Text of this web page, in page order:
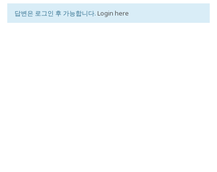
답변은 로그인 후 가능합니다. Login here